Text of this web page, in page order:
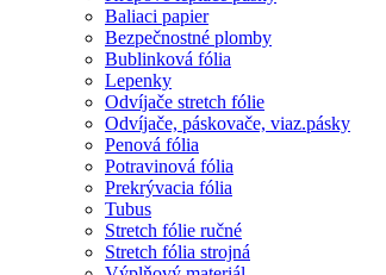
Baliaci papier
Bezpečnostné plomby
Bublinková fólia
Lepenky
Odvíjače stretch fólie
Odvíjače, páskovače, viaz.pásky
Penová fólia
Potravinová fólia
Prekrývacia fólia
Tubus
Stretch fólie ručné
Stretch fólia strojná